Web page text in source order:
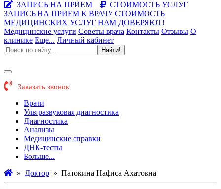
ЗАПИСЬ НА ПРИЕМ
СТОИМОСТЬ УСЛУГ
ЗАПИСЬ НА ПРИЕМ К ВРАЧУ СТОИМОСТЬ
МЕДИЦИНСКИХ УСЛУГ НАМ ДОВЕРЯЮТ!
Медицинские услуги Советы врача Контакты Отзывы О
клинике Еще... Личный кабинет
Найти!
Заказать звонок
Врачи
Ультразвуковая диагностика
Диагностика
Анализы
Медицинские справки
ДНК-тесты
Больше...
» Доктор » Патокина Нафиса Ахатовна